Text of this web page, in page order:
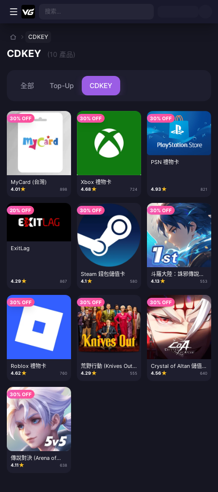
跳至主要內容
搜索...
CDKEY
CDKEY (10 產品)
全部 Top-Up CDKEY
30% OFF
MyCard (台灣)
4.01★ 898
30% OFF
Xbox 禮物卡
4.68★ 724
30% OFF
PSN 禮物卡
4.93★ 821
20% OFF
ExitLag
4.29★ 867
30% OFF
Steam 錢包儲值卡
4.1★ 580
30% OFF
斗羅大陸：誅邪傳說
CD Key
4.13★ 553
30% OFF
Roblox 禮物卡
4.62★ 760
30% OFF
荒野行動 (Knives Out)
點數儲值
4.29★ 555
30% OFF
Crystal of Altan 儲值點
數卡
4.56★ 640
30% OFF
傳說對決 (Arena of
Valor) 點數儲值
4.11★ 638